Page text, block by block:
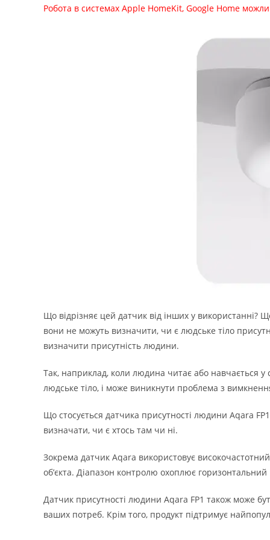
Робота в системах Apple HomeKit, Google Home
Що відрізняє цей датчик від інших у використанні?
вони не можуть визначити, чи є людське тіло
визначити присутність людини.
Так, наприклад, коли людина читає або навчається у
людське тіло, і може виникнути проблема з
Що стосується датчика присутності людини Aqara
визначати, чи є хтось там чи ні.
Зокрема датчик Aqara використовує
об’єкта. Діапазон контролю охоплює горизонтальний
Датчик присутності людини Aqara FP1 також може
ваших потреб. Крім того, продукт підтримує